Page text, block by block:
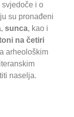
svjedoče i o
su pronađeni
, sunca, kao i
na četiri
arheološkim
naselja.